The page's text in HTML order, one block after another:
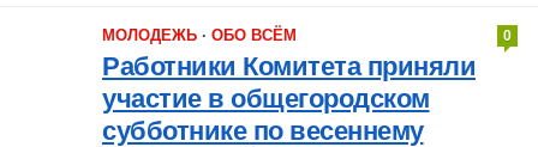
МОЛОДЕЖЬ · ОБО ВСЁМ 0
Работники Комитета приняли
участие в общегородском
субботнике по весеннему